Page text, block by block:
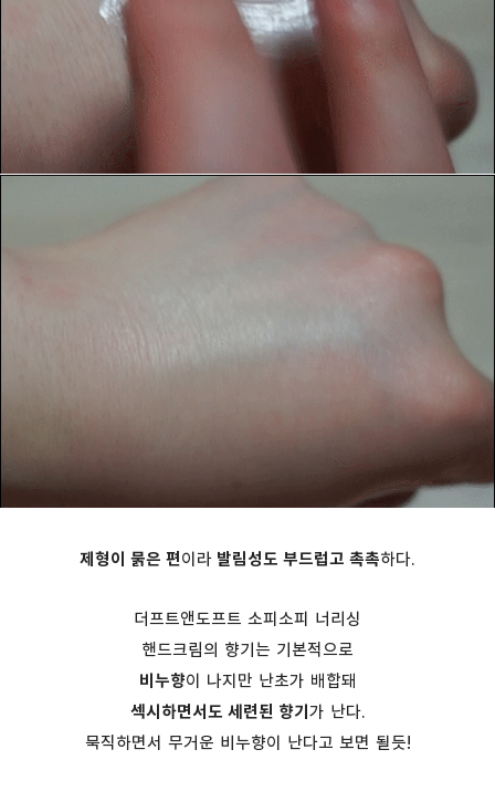
제형이 묽은 편이라 발림성도 부드럽고 촉촉하다.
더프트앤도프트 소피소피 너리싱
핸드크림의 향기는 기본적으로
비누향이 나지만 난초가 배합돼
섹시하면서도 세련된 향기 가 난다.
묵직하면서 무거운 비누향이 난다고 보면 될듯!